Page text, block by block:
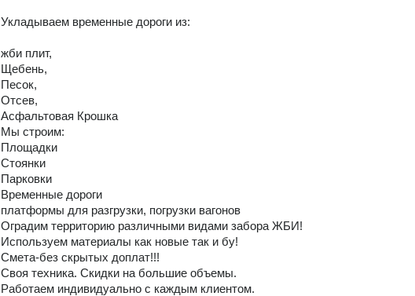
Укладываем временные дороги из:
жби плит,
Щебень,
Песок,
Отсев,
Асфальтовая Крошка
Мы строим:
Площадки
Стоянки
Парковки
Временные дороги
платформы для разгрузки, погрузки вагонов
Оградим территорию различными видами забора ЖБИ!
Используем материалы как новые так и бу!
Смета-без скрытых доплат!!!
Своя техника. Скидки на большие объемы.
Работаем индивидуально с каждым клиентом.